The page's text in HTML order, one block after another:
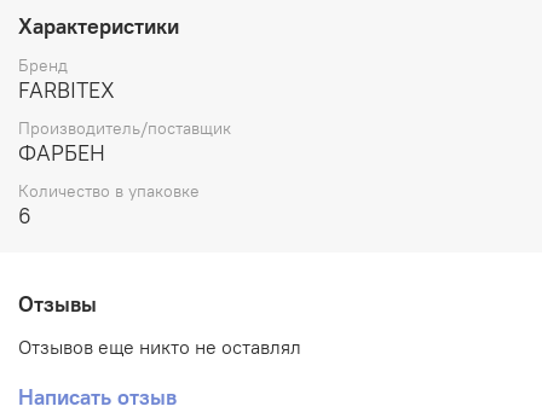
Характеристики
Бренд
FARBITEX
Производитель/поставщик
ФАРБЕН
Количество в упаковке
6
Отзывы
Отзывов еще никто не оставлял
Написать отзыв